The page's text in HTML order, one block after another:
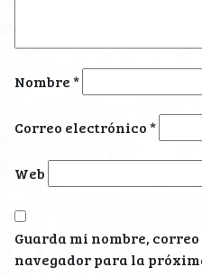
Nombre*
Correo electrónico*
Web
Guarda mi nombre,
navegador para la